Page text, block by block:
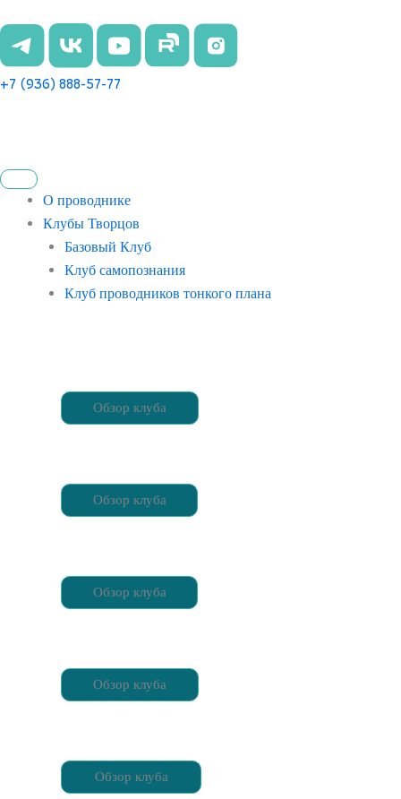
к
содержимому
+7 (936) 888-57-77
О проводнике
Клубы Творцов
Базовый Клуб
Клуб самопознания
Клуб проводников тонкого плана
Обзор клуба
Обзор клуба
Обзор клуба
Обзор клуба
Обзор клуба